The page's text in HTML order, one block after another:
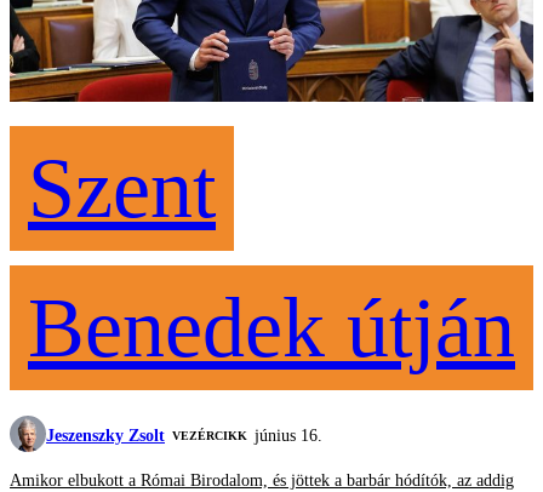
Szent
Benedek útján
Jeszenszky Zsolt VEZÉRCIKK június 16.
Amikor elbukott a Római Birodalom, és jöttek a barbár hódítók, az addig